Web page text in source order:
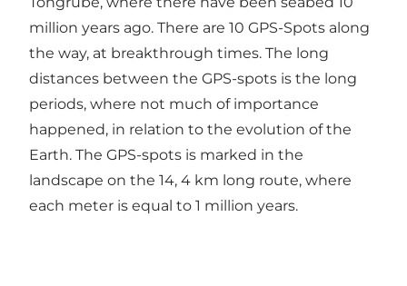
million years ago. There are 10 GPS-Spots along
the way, at breakthrough times. The long
distances between the GPS-spots is the long
periods, where not much of importance
happened, in relation to the evolution of the
Earth. The GPS-spots is marked in the
landscape on the 14, 4 km long route, where
each meter is equal to 1 million years.